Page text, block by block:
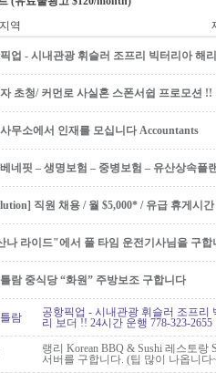
지역
업 - 시내관광 휘슬러 조프리 빅터리아 해
초청/ 커먼로 사실혼 스폰서쉽 프로모션 !!
무소에서 인재를 모십니다 Accountants
네핏 – 생명보험 – 중병보험 – 유산상속플
직원 채용 / 월 $5,000* / 유급 휴게시
나 라이드"에서 풀 타임 운전기사님을 구합
람 중식당 “화원” 주방보조 구합니다
람
공항픽업 - 시내관광 휘슬러 조프
리 보더 !! 24시간 운행 778-323-2655
랭리 Korean BBQ & Sushi 레스토
서버를 구합니다. (팁 많이 나옵니다